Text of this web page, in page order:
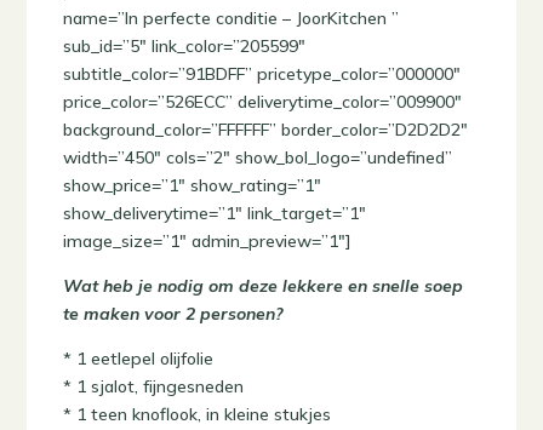
name=”In perfecte conditie – JoorKitchen ”
sub_id=”5″ link_color=”205599″
subtitle_color=”91BDFF” pricetype_color=”000000″
price_color=”526ECC” deliverytime_color=”009900″
background_color=”FFFFFF” border_color=”D2D2D2″
width=”450″ cols=”2″ show_bol_logo=”undefined”
show_price=”1″ show_rating=”1″
show_deliverytime=”1″ link_target=”1″
image_size=”1″ admin_preview=”1″]
Wat heb je nodig om deze lekkere en snelle soep
te maken voor 2 personen?
* 1 eetlepel olijfolie
* 1 sjalot, fijngesneden
* 1 teen knoflook, in kleine stukjes